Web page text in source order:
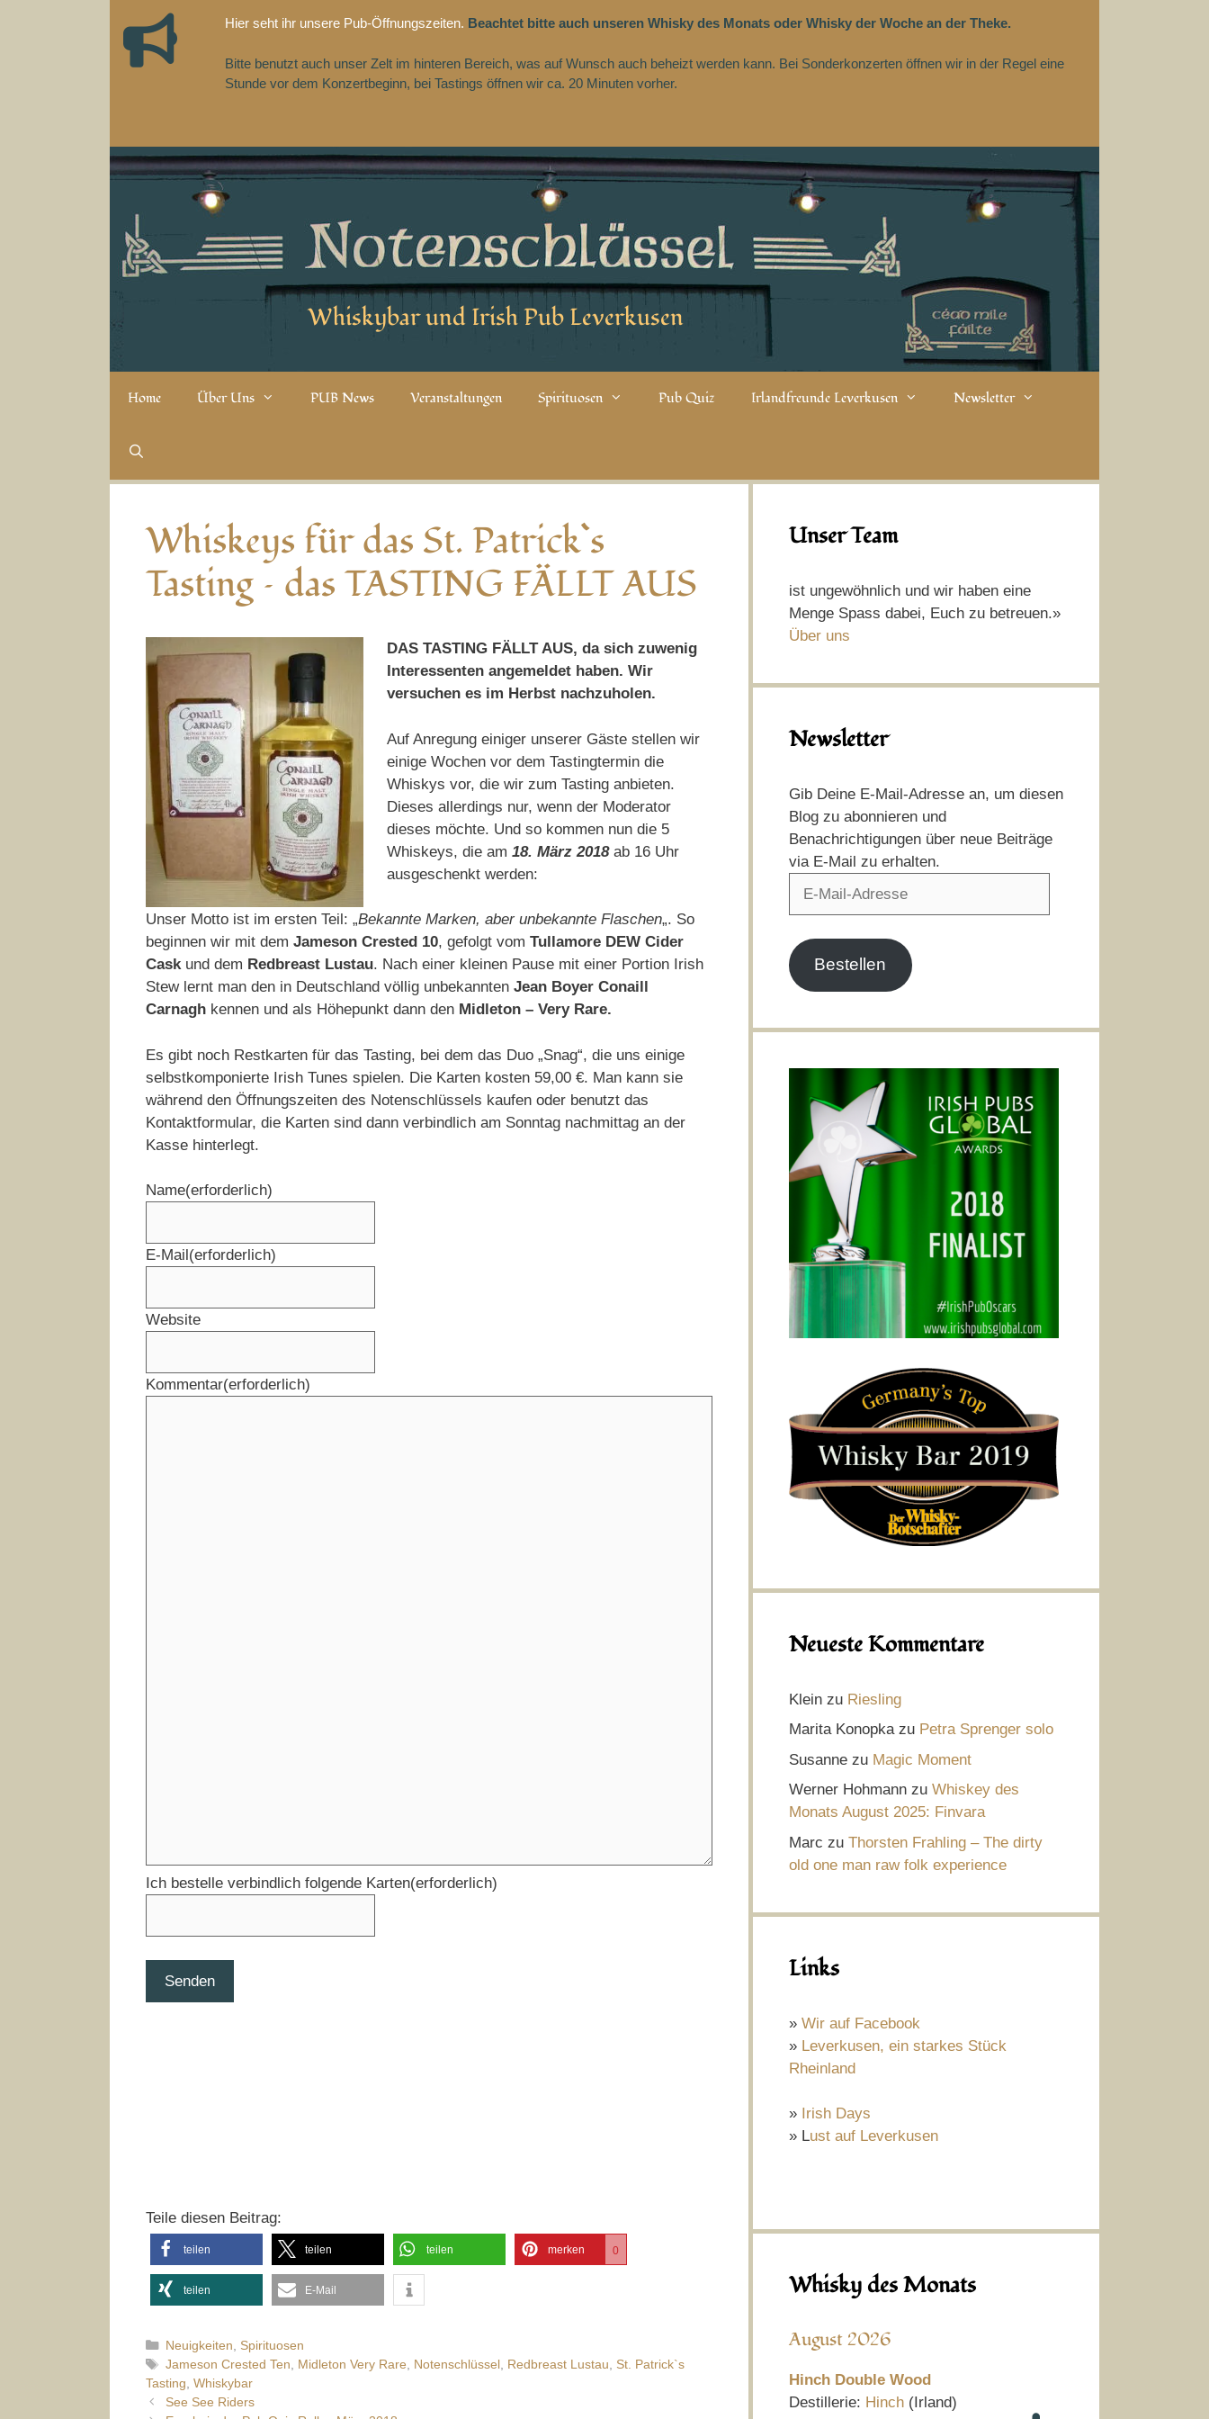
Hier seht ihr unsere Pub-Öffnungszeiten. Beachtet bitte auch unseren Whisky des Monats oder Whisky der Woche an der Theke.
Bitte benutzt auch unser Zelt im hinteren Bereich, was auf Wunsch auch beheizt werden kann. Bei Sonderkonzerten öffnen wir in der Regel eine
Stunde vor dem Konzertbeginn, bei Tastings öffnen wir ca. 20 Minuten vorher.
Whiskybar und Irish Pub Leverkusen
Home Über Uns PUB News Veranstaltungen Spirituosen Pub Quiz Irlandfreunde Leverkusen Newsletter
Whiskeys für das St. Patrick`s
Tasting – das TASTING FÄLLT AUS
DAS TASTING FÄLLT AUS, da sich zuwenig
Interessenten angemeldet haben. Wir
versuchen es im Herbst nachzuholen.
Auf Anregung einiger unserer Gäste stellen wir
einige Wochen vor dem Tastingtermin die
Whiskys vor, die wir zum Tasting anbieten.
Dieses allerdings nur, wenn der Moderator
dieses möchte. Und so kommen nun die 5
Whiskeys, die am 18. März 2018ab 16 Uhr
ausgeschenkt werden:
Unser Motto ist im ersten Teil: „Bekannte Marken, aber unbekannte Flaschen„. So
beginnen wir mit dem Jameson Crested 10, gefolgt vom Tullamore DEW Cider
Caskund dem Redbreast Lustau. Nach einer kleinen Pause mit einer Portion Irish
Stew lernt man den in Deutschland völlig unbekannten Jean Boyer Conaill
Carnagh kennen und als Höhepunkt dann den Midleton – Very Rare.
Es gibt noch Restkarten für das Tasting, bei dem das Duo „Snag“, die uns einige
selbstkomponierte Irish Tunes spielen. Die Karten kosten 59,00 €. Man kann sie
während den Öffnungszeiten des Notenschlüssels kaufen oder benutzt das
Kontaktformular, die Karten sind dann verbindlich am Sonntag nachmittag an der
Kasse hinterlegt.
Name(erforderlich)
E-Mail(erforderlich)
Website
Kommentar(erforderlich)
Ich bestelle verbindlich folgende Karten(erforderlich)
Senden
Teile diesen Beitrag:
teilen teilen teilen merken 0
teilen E-Mail
Kategorien
Neuigkeiten
Spirituosen
Schlagwörter
Jameson Crested Ten Midleton Very Rare Notenschlüssel, Redbreast Lustau
St. Patrick`s
Tasting Whiskybar
See See Riders
Unser Team
ist ungewöhnlich und wir haben eine
Menge Spass dabei, Euch zu betreuen.»
Über uns
Newsletter
Gib Deine E-Mail-Adresse an, um diesen
Blog zu abonnieren und
Benachrichtigungen über neue Beiträge
via E-Mail zu erhalten.
Bestellen
Neueste Kommentare
Klein zu Riesling
Marita Konopkazu Petra Sprenger solo
Susanne zu Magic Moment
Werner Hohmann zu Whiskey des
Monats August 2025: Finvara
Marc zu Thorsten Frahling – The dirty
old one man raw folk experience
Links
» Wir auf Facebook
» Leverkusen, ein starkes Stück
Rheinland
» Irish Days
» Lust auf Leverkusen
Whisky des Monats
August 2026
Hinch Double Wood
Destillerie: Hinch (Irland)